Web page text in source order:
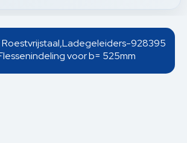
928395
voor b= 525mm